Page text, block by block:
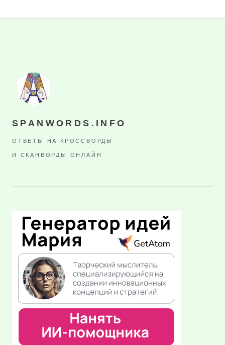
SPANWORDS.INFO
ОТВЕТЫ НА КРОССВОРДЫ
И СКАНВОРДЫ ОНЛАЙН